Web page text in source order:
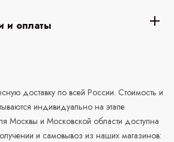
и оплаты
доставку по всей России. Стоимость и
индивидуально на этапе
Москвы и Московской области доступна
и самовывоз из наших магазинов: